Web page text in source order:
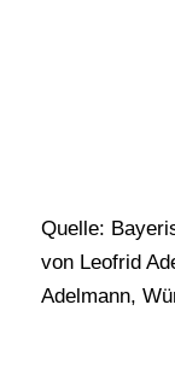
Quelle:
von Leofrid
Adelmann,